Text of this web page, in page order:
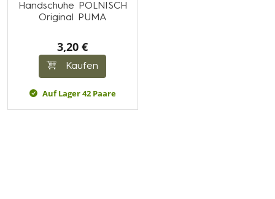
Handschuhe POLNISCH
Original PUMA
3,20 €
Kaufen
Auf Lager 42 Paare